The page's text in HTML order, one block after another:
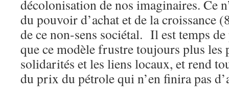
décolonisation de nos imaginaires. Ce
du pouvoir d’achat et de la croissance
de ce non-sens sociétal. Il est temps
que ce modèle frustre toujours plus
solidarités et les liens locaux, et rend
du prix du pétrole qui n’en finira pas